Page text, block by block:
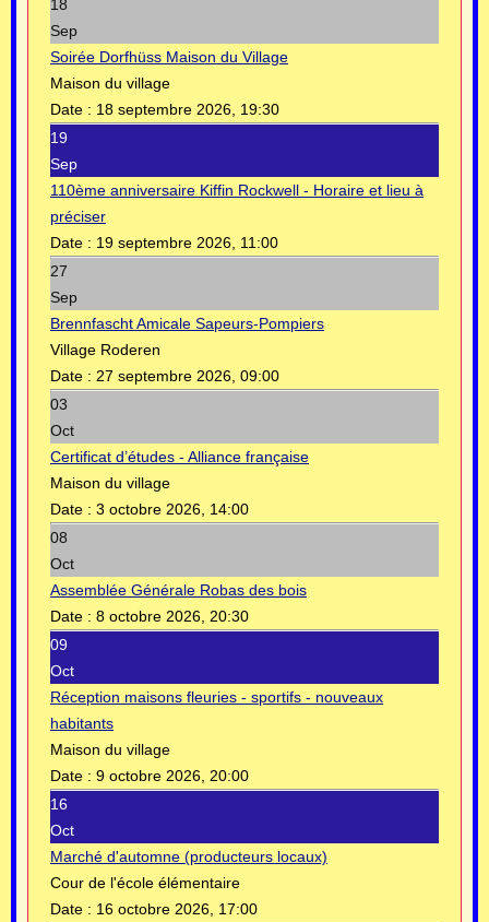
18
Sep
Soirée Dorfhüss Maison du Village
Maison du village
Date : 18 septembre 2026, 19:30
19
Sep
110ème anniversaire Kiffin Rockwell - Horaire et lieu à
préciser
Date : 19 septembre 2026, 11:00
27
Sep
Brennfascht Amicale Sapeurs-Pompiers
Village Roderen
Date : 27 septembre 2026, 09:00
03
Oct
Certificat d’études - Alliance française
Maison du village
Date : 3 octobre 2026, 14:00
08
Oct
Assemblée Générale Robas des bois
Date : 8 octobre 2026, 20:30
09
Oct
Réception maisons fleuries - sportifs - nouveaux
habitants
Maison du village
Date : 9 octobre 2026, 20:00
16
Oct
Marché d'automne (producteurs locaux)
Cour de l'école élémentaire
Date : 16 octobre 2026, 17:00